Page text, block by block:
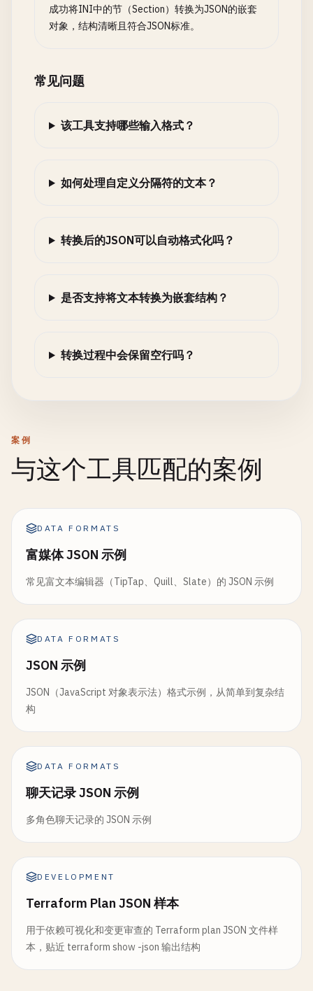
成功将INI中的节（Section）转换为JSON的嵌套
对象，结构清晰且符合JSON标准。
常见问题
该工具支持哪些输入格式？
如何处理自定义分隔符的文本？
转换后的JSON可以自动格式化吗？
是否支持将文本转换为嵌套结构？
转换过程中会保留空行吗？
案例
与这个工具匹配的案例
DATA FORMATS
富媒体 JSON 示例
常见富文本编辑器（TipTap、Quill、Slate）的 JSON 示例
DATA FORMATS
JSON 示例
JSON（JavaScript 对象表示法）格式示例，从简单到复杂结
构
DATA FORMATS
聊天记录 JSON 示例
多角色聊天记录的 JSON 示例
DEVELOPMENT
Terraform Plan JSON 样本
用于依赖可视化和变更审查的 Terraform plan JSON 文件样
本，贴近 terraform show -json 输出结构